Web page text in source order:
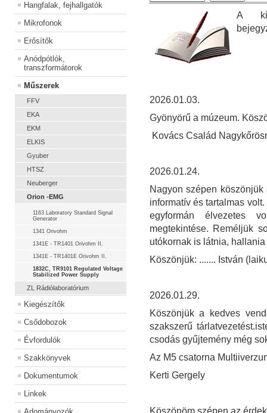
Hangfalak, fejhallgatók
Mikrofonok
Erősítők
Anódpótlók,
transzformátorok
Műszerek
FFV
EKA
EKM
ELKIS
Gyuber
HTSZ
Neuberger
Orion -EMG
1163 Laboratory Standard Signal
Generator
1341 Orivohm
1341E - TR1401 Orivohm II.
1341E - TR1401E Orivohm II.
1832C, TR9101 Regulated Voltage
Stabilized Power Supply
ZL Rádiólaboratórium
Kiegészítők
Csődobozok
Évfordulók
Szakkönyvek
Dokumentumok
Linkek
A
2026.01.03.
Gyönyörű a múzeum.
Kovács Család
2026.01.24.
Nagyon szépen
informatív és tartalmas
egyformán élvezetes
megtekintése. Reméljük
utókornak is látnia, hallania
Köszönjük: ....... István
2026.01.29.
Köszönjük a kedves
szakszerű
csodás gyűjtemény még
Az M5 csatorna
Kerti Gergely